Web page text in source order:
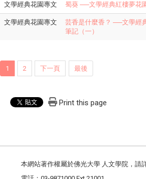
文學經典花園專文 蜀葵 ──文學經典紅樓夢花
文學經典花園專文
芸香是什麼香？ ──文學經
筆記（一）
1 2 下一頁 最後
Print this page
本網站著作權屬於佛光大學 人文學院，請